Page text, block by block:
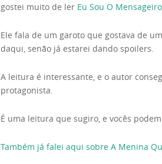
gostei muito de ler Eu Sou O Mensageiro
Ele fala de um garoto que gostava de
daqui, senão já estarei dando spoilers.
A leitura é interessante, e o autor
protagonista.
É uma leitura que sugiro, e vocês
Também já falei aqui sobre A Menina